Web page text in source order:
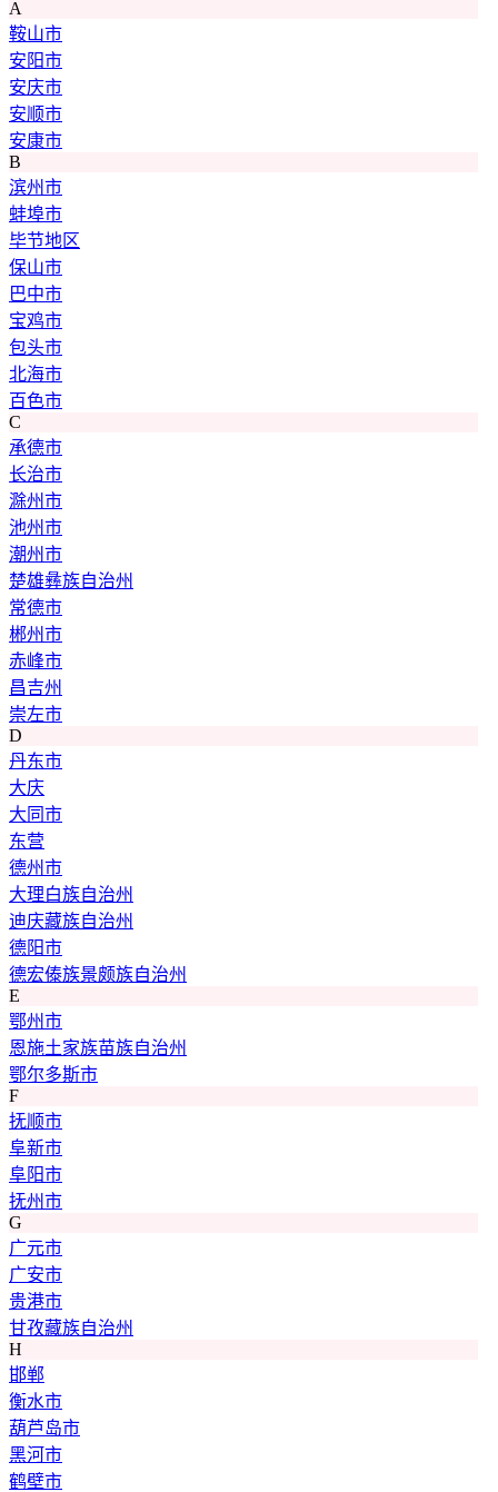
A
鞍山市
安阳市
安庆市
安顺市
安康市
B
滨州市
蚌埠市
毕节地区
保山市
巴中市
宝鸡市
包头市
北海市
百色市
C
承德市
长治市
滁州市
池州市
潮州市
楚雄彝族自治州
常德市
郴州市
赤峰市
昌吉州
崇左市
D
丹东市
大庆
大同市
东营
德州市
大理白族自治州
迪庆藏族自治州
德阳市
德宏傣族景颇族自治州
E
鄂州市
恩施土家族苗族自治州
鄂尔多斯市
F
抚顺市
阜新市
阜阳市
抚州市
G
广元市
广安市
贵港市
甘孜藏族自治州
H
邯郸
衡水市
葫芦岛市
黑河市
鹤壁市